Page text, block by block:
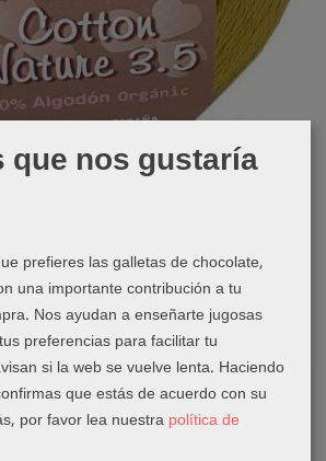
Orgánico
3.5 - Ovillo 50gr -...
★★★★★
★★★★★
Añadir a Carrito
nos gustaría
prefieres las galletas de chocolate,
una importante contribución a tu
Nos ayudan a enseñarte jugosas
preferencias para facilitar tu
si la web se vuelve lenta. Haciendo
que estás de acuerdo con su
por favor lea nuestra política de